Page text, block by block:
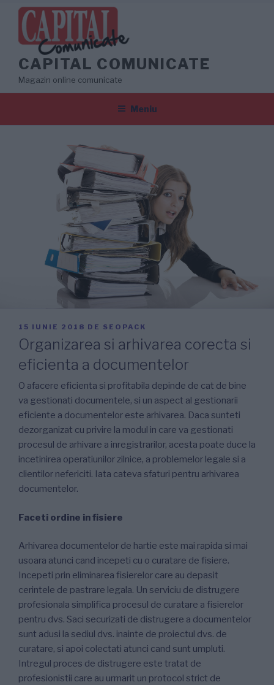
conținut
CAPITAL COMUNICATE
Magazin online comunicate
Meniu
PUBLICAT
PE
15 IUNIE 2018 DE SEOPACK
Organizarea si arhivarea corecta si
eficienta a documentelor
O afacere eficienta si profitabila depinde de cat de bine
va gestionati documentele, si un aspect al gestionarii
eficiente a documentelor este arhivarea. Daca sunteti
dezorganizat cu privire la modul in care va gestionati
procesul de arhivare a inregistrarilor, acesta poate duce la
incetinirea operatiunilor zilnice, a problemelor legale si a
clientilor nefericiti. Iata cateva sfaturi pentru arhivarea
documentelor.
Faceti ordine in fisiere
Arhivarea documentelor de hartie este mai rapida si mai
usoara atunci cand incepeti cu o curatare de fisiere.
Incepeti prin eliminarea fisierelor care au depasit
cerintele de pastrare legala. Un serviciu de distrugere
profesionala simplifica procesul de curatare a fisierelor
pentru dvs. Saci securizati de distrugere a documentelor
sunt adusi la sediul dvs. inainte de proiectul dvs. de
curatare, si apoi colectati atunci cand sunt umpluti.
Intregul proces de distrugere este tratat de
profesionistii care au urmarit un protocol strict de